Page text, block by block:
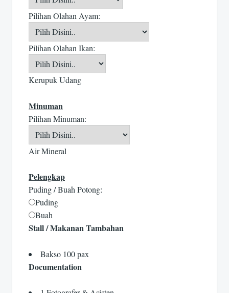
Pilihan Olahan Ayam:
Pilihan Olahan Ikan:
Kerupuk Udang
Minuman
Pilihan Minuman:
Air Mineral
Pelengkap
Puding / Buah Potong:
Puding
Buah
Stall / Makanan Tambahan
Bakso 100 pax
Documentation